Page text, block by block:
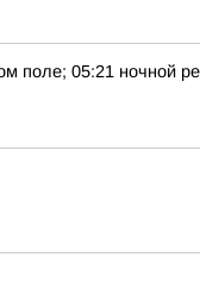
05:21 ночной